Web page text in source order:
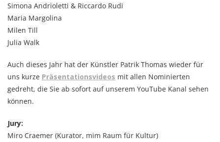
Simona Andrioletti & Riccardo Rudi
Maria Margolina
Milen Till
Julia Walk
Auch dieses Jahr hat der Künstler Patrik Thomas wieder für
uns kurze Präsentationsvideos mit allen Nominierten
gedreht, die Sie ab sofort auf unserem YouTube Kanal sehen
können.
Jury:
Miro Craemer (Kurator, mim Raum für Kultur)